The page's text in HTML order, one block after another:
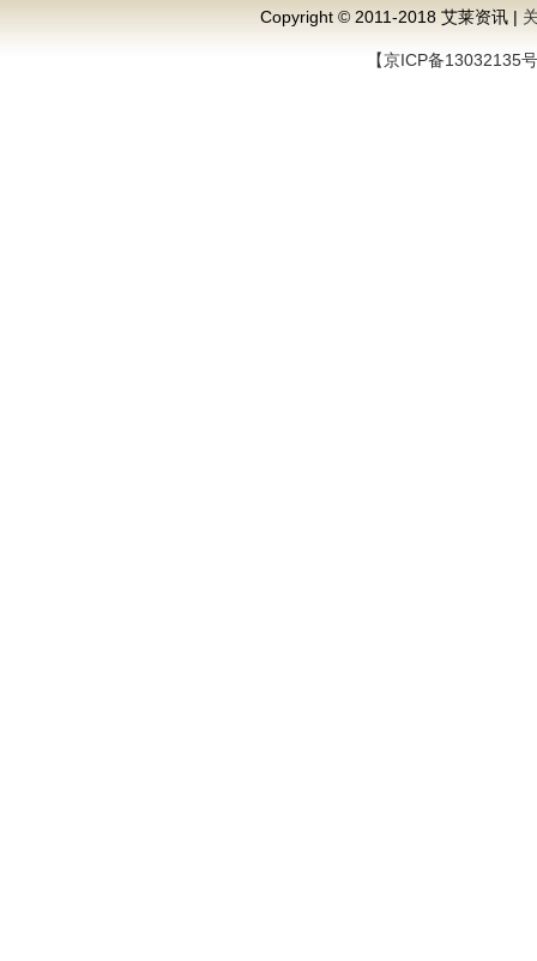
Copyright © 2011-2018 艾莱资讯 |
【京ICP备13032135